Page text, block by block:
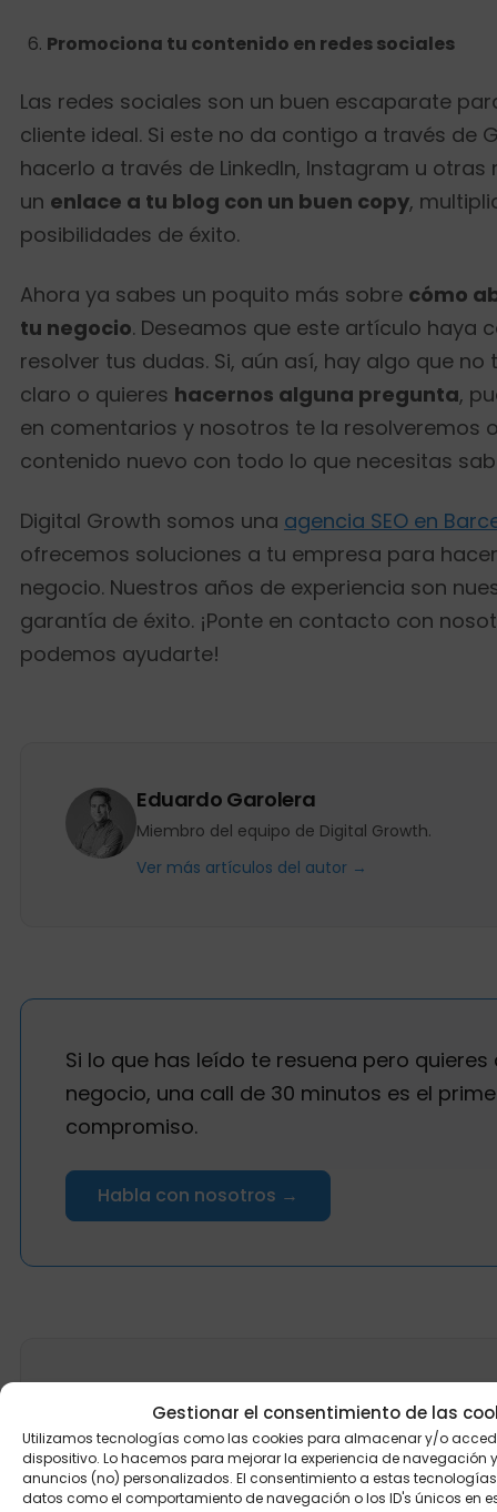
Gestionar el consentimiento de las
Utilizamos tecnologías como las cookies para almacenar y/o
dispositivo. Lo hacemos para mejorar la experiencia de navegación
anuncios (no) personalizados. El consentimiento a estas
datos como el comportamiento de navegación o los ID's únicos en
Promociona tu contenido en redes sociales
Las redes sociales son un buen escaparate
cliente ideal. Si este no da contigo a través de
hacerlo a través de LinkedIn, Instagram u otras
un enlace a tu blog con un buen copy,
posibilidades de éxito.
Ahora ya sabes un poquito más sobre cómo
tu negocio. Deseamos que este artículo haya
resolver tus dudas. Si, aún así, hay algo que
claro o quieres hacernos alguna pregunta,
en comentarios y nosotros te la resolveremos
contenido nuevo con todo lo que necesitas
Digital Growth somos una agencia SEO en
ofrecemos soluciones a tu empresa para
negocio. Nuestros años de experiencia son
garantía de éxito. ¡Ponte en contacto con
podemos ayudarte!
Eduardo Garolera
Miembro del equipo de Digital Growth.
Ver más artículos del autor →
Si lo que has leído te resuena pero
negocio, una call de 30 minutos es el
compromiso.
Habla con nosotros →
Recibe en tu bandeja lo que
Una newsletter mensual con los artículos, casos y